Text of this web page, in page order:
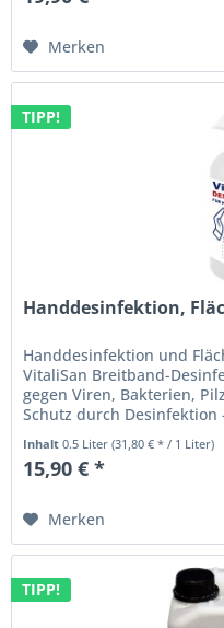
Merken
TIPP!
Handdesinfektion,
Handdesinfektion und
VitaliSan Breitband-
gegen Viren, Bakterien,
Schutz durch
Inhalt0.5 Liter(31,80 € * / 1 Liter)
15,90 € *
Merken
TIPP!